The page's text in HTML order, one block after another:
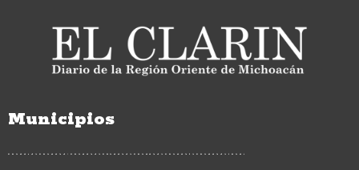
Municipios